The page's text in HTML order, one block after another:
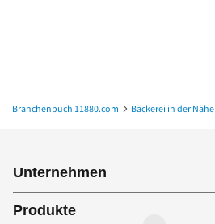
Branchenbuch 11880.com Bäckerei in der Nähe
Unternehmen
Produkte